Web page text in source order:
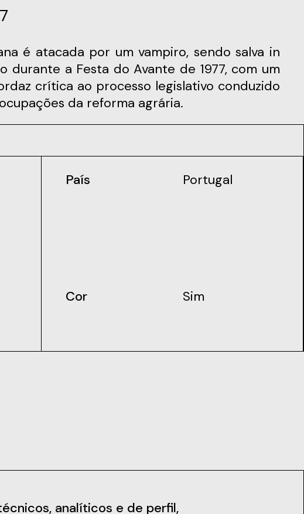
a Festa do Avante de 1977, com um
crítica ao processo legislativo conduzido
da reforma agrária.
País Portugal
Cor
Sim
analíticos e de perfil,
Sociais Notícias